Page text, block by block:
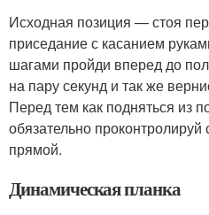
Исходная позиция — стоя
приседание с касанием
шагами пройди вперед до
на пару секунд и так же
Перед тем как подняться из
обязательно
прямой.
Динамическая планка